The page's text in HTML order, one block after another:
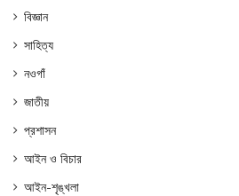
বিজ্ঞান
সাহিত্য
নওগাঁ
জাতীয়
প্রশাসন
আইন ও বিচার
আইন-শৃঙ্খলা